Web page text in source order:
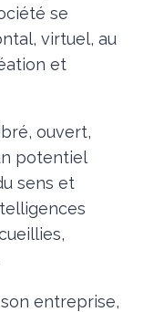
se
virtuel, au
et
ouvert,
potentiel
sens et
entreprise,